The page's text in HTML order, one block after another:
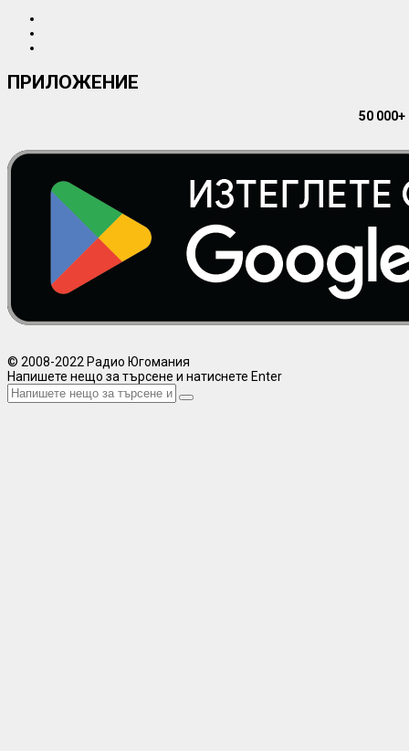
ПРИЛОЖЕНИЕ
50
© 2008-2022 Радио Югомания
Напишете нещо за търсене и натиснете Enter